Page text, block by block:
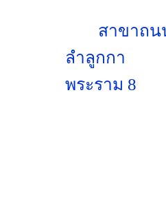
สาขาถน
ลำลูกกา
พระราม 8